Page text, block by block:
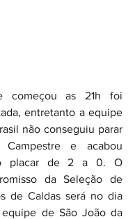
começou as 21h foi
entretanto a equipe
não conseguiu parar
e acabou
placar de 2 a 0. O
da Seleção de
de Caldas será no dia
de São João da